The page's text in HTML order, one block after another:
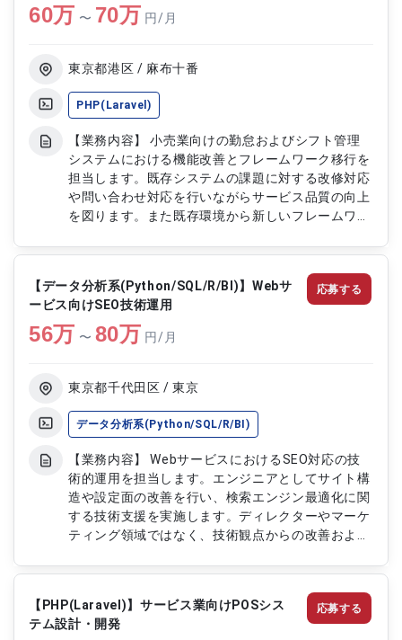
60万 〜 70万 円/月
東京都港区 / 麻布十番
PHP(Laravel)
【業務内容】 小売業向けの勤怠およびシフト管理
システムにおける機能改善とフレームワーク移行を
担当します。既存システムの課題に対する改修対応
や問い合わせ対応を行いながらサービス品質の向上
を図ります。また既存環境から新しいフレームワー
ます。 【作業内容】 ・既存システムの機能改善対
応 ・問い合わせ対応および調査 ・フレームワーク
移行対応 ・プログラム改修および最適化 ・テスト
および動作検証 ・不具合修正対応
【データ分析系(Python/SQL/R/BI)】Webサ
ービス向けSEO技術運用
56万 〜 80万 円/月
東京都千代田区 / 東京
データ分析系(Python/SQL/R/BI)
【業務内容】 WebサービスにおけるSEO対応の技
術的運用を担当します。エンジニアとしてサイト構
造や設定面の改善を行い、検索エンジン最適化に関
する技術支援を実施します。ディレクターやマーケ
ティング領域ではなく、技術観点からの改善および
関する技術的対応 ・サイト構造や設定の改善 ・検
索エンジン最適化の実装対応 ・運用における技術
支援 ・既存環境の調査および改善対応
応募する
【PHP(Laravel)】サービス業向けPOSシス
テム設計・開発
応募する